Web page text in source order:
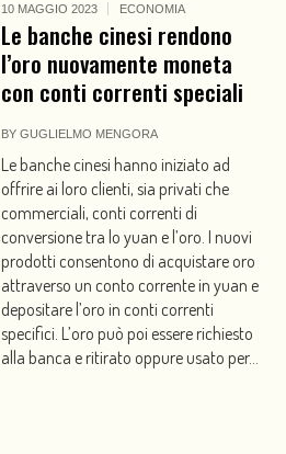
10 MAGGIO 2023 ECONOMIA
Le banche cinesi rendono
l’oro nuovamente moneta
con conti correnti speciali
BYGUGLIELMO MENGORA
Le banche cinesi hanno iniziato ad
offrire ai loro clienti, sia privati che
commerciali, conti correnti di
conversione tra lo yuan e l’oro. I nuovi
prodotti consentono di acquistare oro
attraverso un conto corrente in yuan e
depositare l’oro in conti correnti
specifici. L’oro può poi essere richiesto
alla banca e ritirato oppure usato per...